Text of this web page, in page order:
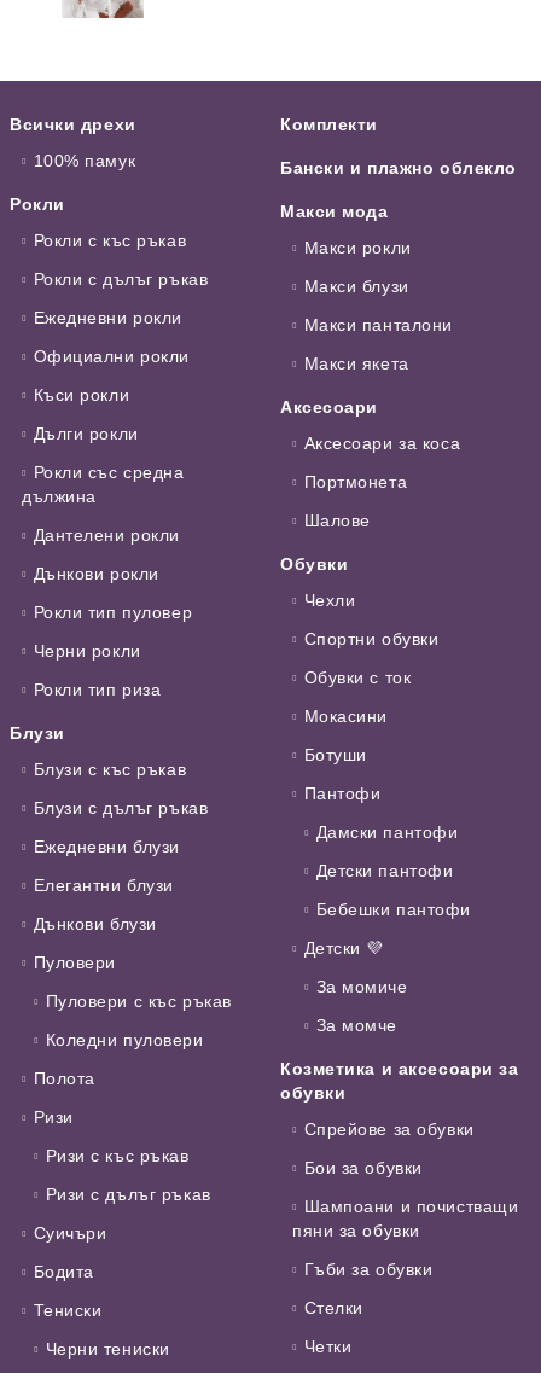
Всички дрехи
100% памук
Рокли
Рокли с къс ръкав
Рокли с дълъг ръкав
Ежедневни рокли
Официални рокли
Къси рокли
Дълги рокли
Рокли със средна
дължина
Дантелени рокли
Дънкови рокли
Рокли тип пуловер
Черни рокли
Рокли тип риза
Блузи
Блузи с къс ръкав
Блузи с дълъг ръкав
Ежедневни блузи
Елегантни блузи
Дънкови блузи
Пуловери
Пуловери с къс ръкав
Коледни пуловери
Полота
Ризи
Ризи с къс ръкав
Ризи с дълъг ръкав
Суичъри
Бодита
Тениски
Черни тениски
Комплекти
Бански и плажно облекло
Макси мода
Макси рокли
Макси блузи
Макси панталони
Макси якета
Аксесоари
Аксесоари за коса
Портмонета
Шалове
Обувки
Чехли
Спортни обувки
Обувки с ток
Мокасини
Ботуши
Пантофи
Дамски пантофи
Детски пантофи
Бебешки пантофи
Детски 💜
За момиче
За момче
Козметика и аксесоари за
обувки
Спрейове за обувки
Бои за обувки
Шампоани и почистващи
пяни за обувки
Гъби за обувки
Стелки
Четки